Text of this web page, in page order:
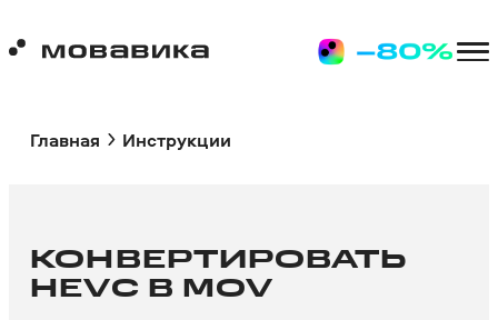
Главная Инструкции
КОНВЕРТИРОВАТЬ
HEVC В MOV